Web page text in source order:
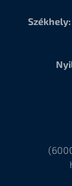
Székhely: